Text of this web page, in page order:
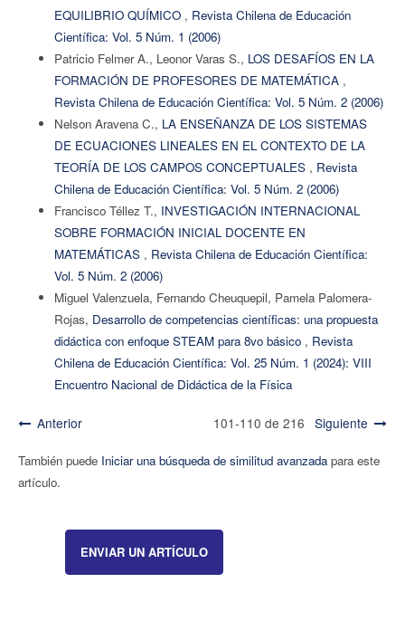
EQUILIBRIO QUÍMICO , Revista Chilena de Educación
Científica: Vol. 5 Núm. 1 (2006)
Patricio Felmer A., Leonor Varas S., LOS DESAFÍOS EN LA
FORMACIÓN DE PROFESORES DE MATEMÁTICA ,
Revista Chilena de Educación Científica: Vol. 5 Núm. 2 (2006)
Nelson Aravena C., LA ENSEÑANZA DE LOS SISTEMAS
DE ECUACIONES LINEALES EN EL CONTEXTO DE LA
TEORÍA DE LOS CAMPOS CONCEPTUALES , Revista
Chilena de Educación Científica: Vol. 5 Núm. 2 (2006)
Francisco Téllez T., INVESTIGACIÓN INTERNACIONAL
SOBRE FORMACIÓN INICIAL DOCENTE EN
MATEMÁTICAS , Revista Chilena de Educación Científica:
Vol. 5 Núm. 2 (2006)
Miguel Valenzuela, Fernando Cheuquepil, Pamela Palomera-
Rojas, Desarrollo de competencias científicas: una propuesta
didáctica con enfoque STEAM para 8vo básico , Revista
Chilena de Educación Científica: Vol. 25 Núm. 1 (2024): VIII
Encuentro Nacional de Didáctica de la Física
Anterior 101-110 de 216 Siguiente
También puede Iniciar una búsqueda de similitud avanzadapara este
artículo.
ENVIAR UN ARTÍCULO